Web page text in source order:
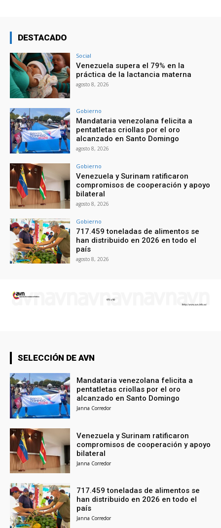
DESTACADO
Social
Venezuela supera el 79% en la
práctica de la lactancia materna
agosto 8, 2026
Gobierno
Mandataria venezolana felicita a
pentatletas criollas por el oro
alcanzado en Santo Domingo
agosto 8, 2026
Gobierno
Venezuela y Surinam ratificaron
compromisos de cooperación y apoyo
bilateral
agosto 8, 2026
Gobierno
717.459 toneladas de alimentos se
han distribuido en 2026 en todo el
país
agosto 8, 2026
SELECCIÓN DE AVN
Mandataria venezolana felicita a
pentatletas criollas por el oro
alcanzado en Santo Domingo
Janna Corredor
Venezuela y Surinam ratificaron
compromisos de cooperación y apoyo
bilateral
Janna Corredor
717.459 toneladas de alimentos se
han distribuido en 2026 en todo el
país
Janna Corredor